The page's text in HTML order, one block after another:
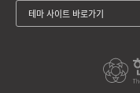
테마 사이트 바로가기